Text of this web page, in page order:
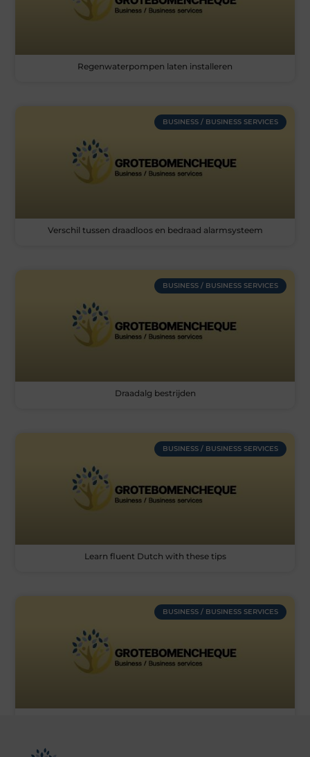
Regenwaterpompen laten installeren
BUSINESS / BUSINESS SERVICES
Verschil tussen draadloos en bedraad alarmsysteem
BUSINESS / BUSINESS SERVICES
Draadalg bestrijden
BUSINESS / BUSINESS SERVICES
Learn fluent Dutch with these tips
BUSINESS / BUSINESS SERVICES